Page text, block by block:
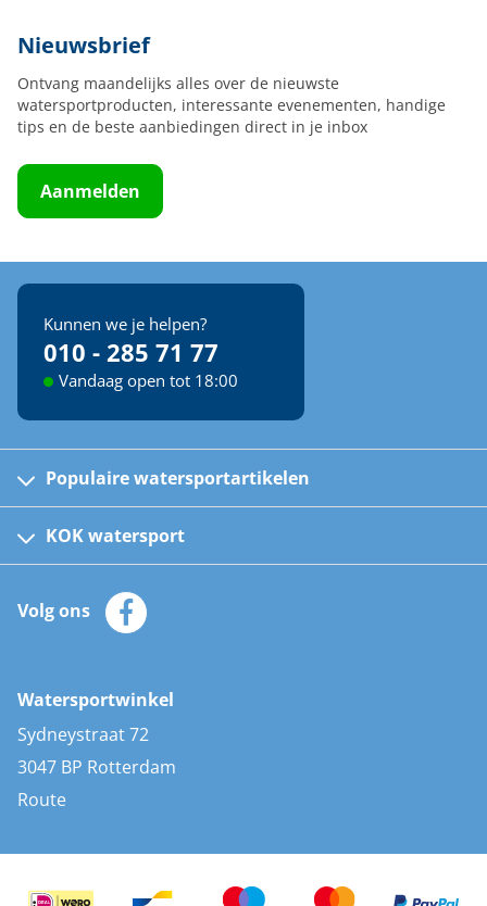
Nieuwsbrief
Ontvang maandelijks alles over de nieuwste
watersportproducten, interessante evenementen, handige
tips en de beste aanbiedingen direct in je inbox
Aanmelden
Kunnen we je helpen?
010 - 285 71 77
Vandaag open tot 18:00
Populaire watersportartikelen
Kinder reddingsvesten
Automatische reddingsvesten
Zeilkleding
Zonnepanelen
AIS transponders
Stootwillen en fenders
Bootkussens
Zwemtrappen
KOK watersport
Klantenservice
Merken
Volg ons
Watersportwinkel
Sydneystraat 72
3047 BP Rotterdam
Route